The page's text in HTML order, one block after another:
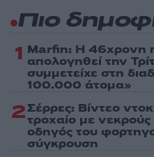
Πιο
1 Marfin: Η 46χρονη
απολογηθεί την
συμμετείχε στη
100.000 άτομα»
2Σέρρες: Βίντεο
τροχαίο με
οδηγός του
σύγκρουση